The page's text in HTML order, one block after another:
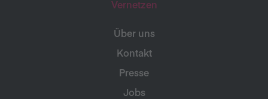
Vernetzen
Über uns
Kontakt
Presse
Jobs